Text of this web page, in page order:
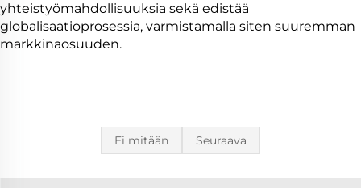
yhteistyömahdollisuuksia sekä edistää
globalisaatioprosessia, varmistamalla siten suuremman
markkinaosuuden.
Ei mitään Seuraava